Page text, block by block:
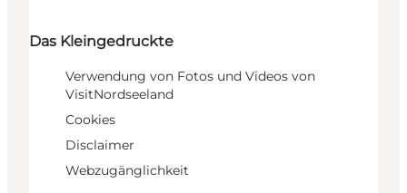
Das Kleingedruckte
Verwendung von Fotos und Videos von
VisitNordseeland
Cookies
Disclaimer
Webzugänglichkeit